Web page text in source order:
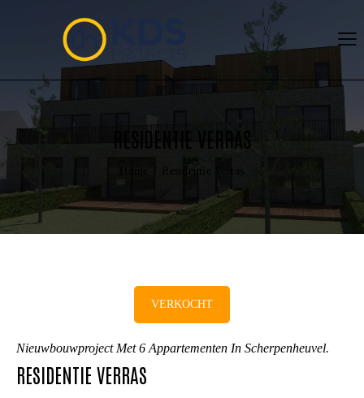
RESIDENTIE VERRAS
Residentie Verras
VERKOCHT
Nieuwbouwproject Met 6 Appartementen In Scherpenheuvel.
RESIDENTIE VERRAS